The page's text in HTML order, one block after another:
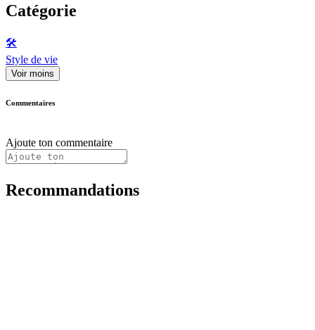
Catégorie
🛠️
Style de vie
Voir moins
Commentaires
Ajoute ton commentaire
Recommandations